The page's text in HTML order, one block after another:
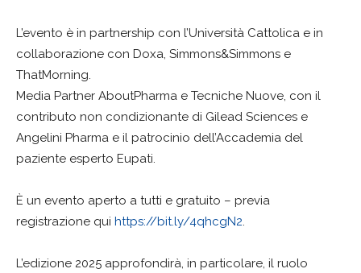
L’evento è in partnership con l’Università Cattolica e in
collaborazione con Doxa, Simmons&Simmons e
ThatMorning.
Media Partner AboutPharma e Tecniche Nuove, con il
contributo non condizionante di Gilead Sciences e
Angelini Pharma e il patrocinio dell’Accademia del
paziente esperto Eupati.
È un evento aperto a tutti e gratuito – previa
registrazione qui https://bit.ly/4qhcgN2.
L’edizione 2025 approfondirà, in particolare, il ruolo